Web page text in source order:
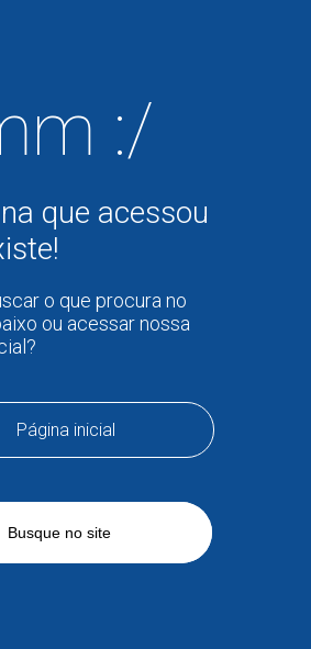
:/
que acessou
o que procura no
ou acessar nossa
Página inicial